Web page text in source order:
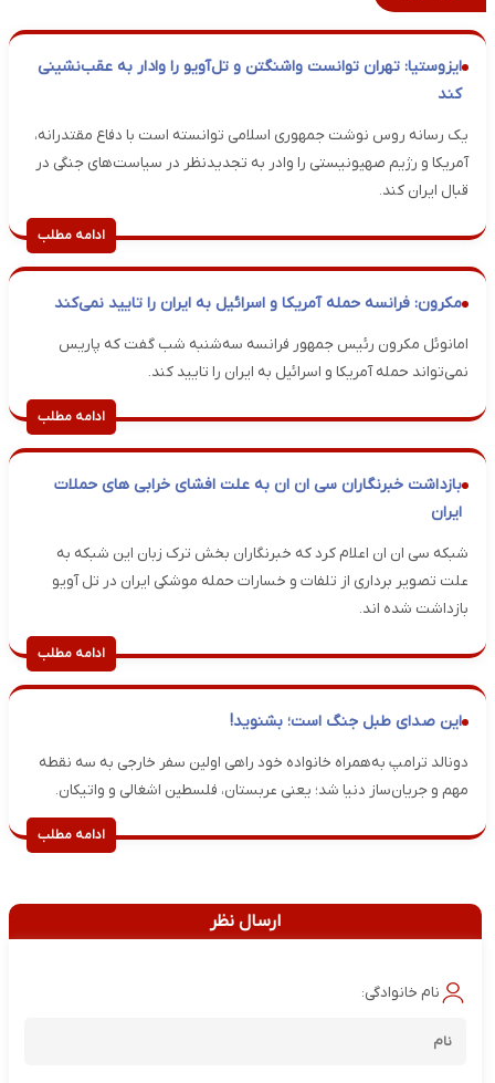
ایزوستیا: تهران توانست واشنگتن و تل‌آویو را وادار به عقب‌نشینی
کند
یک رسانه روس نوشت جمهوری اسلامی توانسته است با دفاع مقتدرانه،
آمریکا و رژیم صهیونیستی را وادر به تجدیدنظر در سیاست‌های جنگی در
قبال ایران کند.
ادامه مطلب
مکرون: فرانسه حمله آمریکا و اسرائیل به ایران را تایید نمی‌کند
امانوئل مکرون رئیس جمهور فرانسه سه‌شنبه شب گفت که پاریس
نمی‌تواند حمله آمریکا و اسرائیل به ایران را تایید کند.
ادامه مطلب
بازداشت خبرنگاران سی ان ان به علت افشای خرابی های حملات
ایران
شبکه سی ان ان اعلام کرد که خبرنگاران بخش ترک زبان این شبکه به
علت تصویر برداری از تلفات و خسارات حمله موشکی ایران در تل آویو
بازداشت شده اند.
ادامه مطلب
این صدای طبل جنگ است؛ بشنوید!
دونالد ترامپ به‌همراه خانواده خود راهی اولین سفر خارجی به سه نقطه
مهم و جریان‌ساز دنیا شد؛ یعنی عربستان، فلسطین اشغالی و واتیکان.
ادامه مطلب
ارسال نظر
نام خانوادگی: